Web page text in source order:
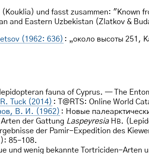
und fasst zusammen: "Known
and Eastern Uzbekistan (Zlatkov &
(1962: 636) : „около высоты 251,
fauna of Cyprus. — The
Tuck (2014) : T@RTS: Online World
В. И. (1962) : Новые
der Gattung LaspeyresiaH B.
der Pamir-Expedition des
85–108.
und wenig bekannte Tortriciden-Arten